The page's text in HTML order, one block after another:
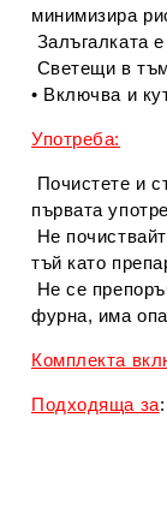
минимизира
Залъгалката
Светещи в
• Включва и
Употреба:
Почистете и
първата
Не
тъй като
Не се
фурна, има
Комплекта
Подходяща за